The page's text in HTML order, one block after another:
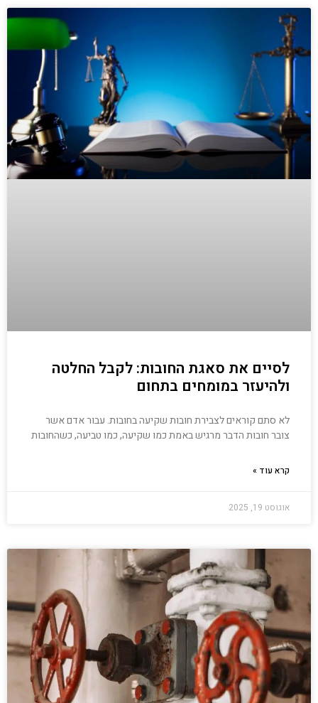
לסיים את סאגת החובות: לקבל החלטה
ולהיעזר במומחים בתחום
לא סתם קוראים לצבירת חובות שקיעה בחובות. עבור אדם אשר
צובר חובות הדבר מרגיש באמת כמו שקיעה, כמו טביעה, כשהחובות
קרא עוד »
אוגוסט 19, 2025